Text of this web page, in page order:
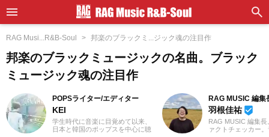
RAG Musi...R&B-Soul 邦楽のブラックミ...ジック魂の注目作
邦楽のブラックミュージックの名曲。ブラック
ミュージック魂の注目作
POPSライター/エディター
KEI
学生時代に音楽に目覚めて以来、
日本と韓国のポップスを中心に聴
RAG MUSIC 編集
羽根佳祐 beenhere
RAG MUSIC 編集
ァクトチェッカー